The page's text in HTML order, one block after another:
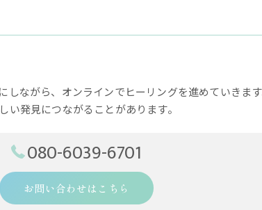
しながら、オンラインでヒーリングを進めていきま
発見につながることがあります。
080-6039-6701
お問い合わせはこちら